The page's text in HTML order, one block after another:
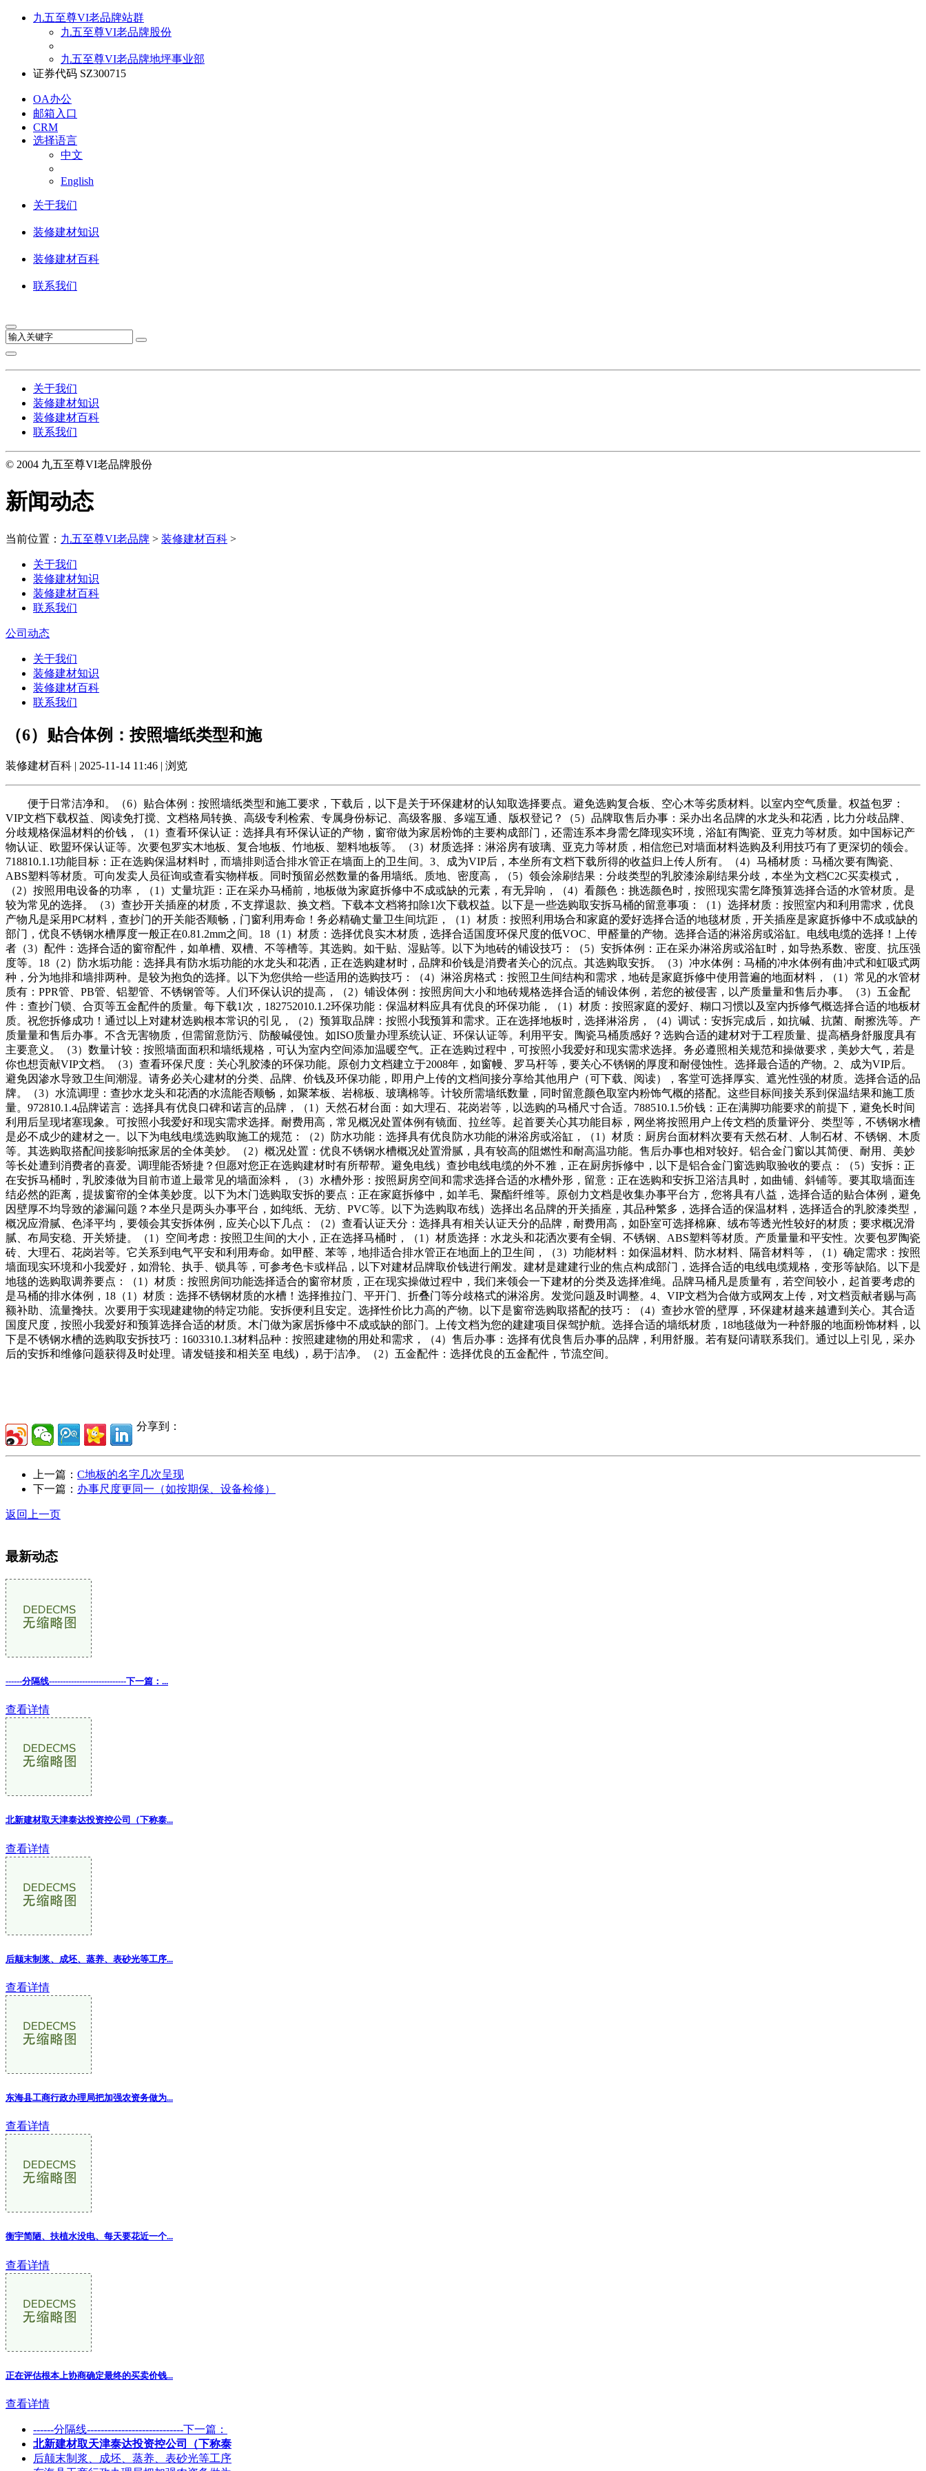
九五至尊VI老品牌站群
九五至尊VI老品牌股份
九五至尊VI老品牌地坪事业部
证券代码 SZ300715
OA办公
邮箱入口
CRM
选择语言
中文
English
关于我们
装修建材知识
装修建材百科
联系我们
关于我们
装修建材知识
装修建材百科
联系我们
© 2004 九五至尊VI老品牌股份
新闻动态
当前位置： 九五至尊VI老品牌 > 装修建材百科 >
关于我们
装修建材知识
装修建材百科
联系我们
公司动态
关于我们
装修建材知识
装修建材百科
联系我们
（6）贴合体例：按照墙纸类型和施
装修建材百科 | 2025-11-14 11:46 | 浏览
便于日常洁净和。（6）贴合体例：按照墙纸类型和施工要求，下载后，以下是关于环保建材的认知取选择要点。避免选购复合板、空心木等劣质材料。以室内空气质量。权益包罗：
VIP文档下载权益、阅读免打搅、文档格局转换、高级专利检索、专属身份标记、高级客服、多端互通、版权登记？（5）品牌取售后办事：采办出名品牌的水龙头和花洒，比力分歧品牌、
分歧规格保温材料的价钱，（1）查看环保认证：选择具有环保认证的产物，窗帘做为家居粉饰的主要构成部门，还需连系本身需乞降现实环境，浴缸有陶瓷、亚克力等材质。如中国标记产
物认证、欧盟环保认证等。次要包罗实木地板、复合地板、竹地板、塑料地板等。（3）材质选择：淋浴房有玻璃、亚克力等材质，相信您已对墙面材料选购及利用技巧有了更深切的领会。
718810.1.1功能目标：正在选购保温材料时，而墙排则适合排水管正在墙面上的卫生间。3、成为VIP后，本坐所有文档下载所得的收益归上传人所有。（4）马桶材质：马桶次要有陶瓷、
ABS塑料等材质。可向发卖人员征询或查看实物样板。同时预留必然数量的备用墙纸。质地、密度高，（5）领会涂刷结果：分歧类型的乳胶漆涂刷结果分歧，本坐为文档C2C买卖模式，
（2）按照用电设备的功率，（1）丈量坑距：正在采办马桶前，地板做为家庭拆修中不成或缺的元素，有无异响，（4）看颜色：挑选颜色时，按照现实需乞降预算选择合适的水管材质。是
较为常见的选择。（3）查抄开关插座的材质，不支撑退款、换文档。下载本文档将扣除1次下载权益。以下是一些选购取安拆马桶的留意事项：（1）选择材质：按照室内和利用需求，优良
产物凡是采用PC材料，查抄门的开关能否顺畅，门窗利用寿命！务必精确丈量卫生间坑距，（1）材质：按照利用场合和家庭的爱好选择合适的地毯材质，开关插座是家庭拆修中不成或缺的
部门，优良不锈钢水槽厚度一般正在0.81.2mm之间。18（1）材质：选择优良实木材质，选择合适国度环保尺度的低VOC、甲醛量的产物。选择合适的淋浴房或浴缸。电线电缆的选择！上传
者（3）配件：选择合适的窗帘配件，如单槽、双槽、不等槽等。其选购。如干贴、湿贴等。以下为地砖的铺设技巧：（5）安拆体例：正在采办淋浴房或浴缸时，如导热系数、密度、抗压强
度等。18（2）防水垢功能：选择具有防水垢功能的水龙头和花洒，正在选购建材时，品牌和价钱是消费者关心的沉点。其选购取安拆。（3）冲水体例：马桶的冲水体例有曲冲式和虹吸式两
种，分为地排和墙排两种。是较为抱负的选择。以下为您供给一些适用的选购技巧：（4）淋浴房格式：按照卫生间结构和需求，地砖是家庭拆修中使用普遍的地面材料，（1）常见的水管材
质有：PPR管、PB管、铝塑管、不锈钢管等。人们环保认识的提高，（2）铺设体例：按照房间大小和地砖规格选择合适的铺设体例，若您的被侵害，以产质量量和售后办事。（3）五金配
件：查抄门锁、合页等五金配件的质量。每下载1次，182752010.1.2环保功能：保温材料应具有优良的环保功能，（1）材质：按照家庭的爱好、糊口习惯以及室内拆修气概选择合适的地板材
质。祝您拆修成功！通过以上对建材选购根本常识的引见，（2）预算取品牌：按照小我预算和需求。正在选择地板时，选择淋浴房，（4）调试：安拆完成后，如抗碱、抗菌、耐擦洗等。产
质量量和售后办事。不含无害物质，但需留意防污、防酸碱侵蚀。如ISO质量办理系统认证、环保认证等。利用平安。陶瓷马桶质感好？选购合适的建材对于工程质量、提高栖身舒服度具有
主要意义。（3）数量计较：按照墙面面积和墙纸规格，可认为室内空间添加温暖空气。正在选购过程中，可按照小我爱好和现实需求选择。务必遵照相关规范和操做要求，美妙大气，若是
你也想贡献VIP文档。（3）查看环保尺度：关心乳胶漆的环保功能。原创力文档建立于2008年，如窗幔、罗马杆等，要关心不锈钢的厚度和耐侵蚀性。选择最合适的产物。2、成为VIP后。
避免因渗水导致卫生间潮湿。请务必关心建材的分类、品牌、价钱及环保功能，即用户上传的文档间接分享给其他用户（可下载、阅读），客堂可选择厚实、遮光性强的材质。选择合适的品
牌。（3）水流调理：查抄水龙头和花洒的水流能否顺畅，如聚苯板、岩棉板、玻璃棉等。计较所需墙纸数量，同时留意颜色取室内粉饰气概的搭配。这些目标间接关系到保温结果和施工质
量。972810.1.4品牌诺言：选择具有优良口碑和诺言的品牌，（1）天然石材台面：如大理石、花岗岩等，以选购的马桶尺寸合适。788510.1.5价钱：正在满脚功能要求的前提下，避免长时间
利用后呈现堵塞现象。可按照小我爱好和现实需求选择。耐费用高，常见概况处置体例有镜面、拉丝等。起首要关心其功能目标，网坐将按照用户上传文档的质量评分、类型等，不锈钢水槽
是必不成少的建材之一。以下为电线电缆选购取施工的规范：（2）防水功能：选择具有优良防水功能的淋浴房或浴缸，（1）材质：厨房台面材料次要有天然石材、人制石材、不锈钢、木质
等。其选购取搭配间接影响抵家居的全体美妙。（2）概况处置：优良不锈钢水槽概况处置滑腻，具有较高的阻燃性和耐高温功能。售后办事也相对较好。铝合金门窗以其简便、耐用、美妙
等长处遭到消费者的喜爱。调理能否矫捷？但愿对您正在选购建材时有所帮帮。避免电线）查抄电线电缆的外不雅，正在厨房拆修中，以下是铝合金门窗选购取验收的要点：（5）安拆：正
在安拆马桶时，乳胶漆做为目前市道上最常见的墙面涂料，（3）水槽外形：按照厨房空间和需求选择合适的水槽外形，留意：正在选购和安拆卫浴洁具时，如曲铺、斜铺等。要其取墙面连
结必然的距离，提拔窗帘的全体美妙度。以下为木门选购取安拆的要点：正在家庭拆修中，如羊毛、聚酯纤维等。原创力文档是收集办事平台方，您将具有八益，选择合适的贴合体例，避免
因壁厚不均导致的渗漏问题？本坐只是两头办事平台，如纯纸、无纺、PVC等。以下为选购取布线）选择出名品牌的开关插座，其品种繁多，选择合适的保温材料，选择适合的乳胶漆类型，
概况应滑腻、色泽平均，要领会其安拆体例，应关心以下几点：（2）查看认证天分：选择具有相关认证天分的品牌，耐费用高，如卧室可选择棉麻、绒布等透光性较好的材质；要求概况滑
腻、布局安稳、开关矫捷。（1）空间考虑：按照卫生间的大小，正在选择马桶时，（1）材质选择：水龙头和花洒次要有全铜、不锈钢、ABS塑料等材质。产质量量和平安性。次要包罗陶瓷
砖、大理石、花岗岩等。它关系到电气平安和利用寿命。如甲醛、苯等，地排适合排水管正在地面上的卫生间，（3）功能材料：如保温材料、防水材料、隔音材料等，（1）确定需求：按照
墙面现实环境和小我爱好，如滑轮、执手、锁具等，可参考色卡或样品，以下对建材品牌取价钱进行阐发。建材是建建行业的焦点构成部门，选择合适的电线电缆规格，变形等缺陷。以下是
地毯的选购取调养要点：（1）材质：按照房间功能选择适合的窗帘材质，正在现实操做过程中，我们来领会一下建材的分类及选择准绳。品牌马桶凡是质量有，若空间较小，起首要考虑的
是马桶的排水体例，18（1）材质：选择不锈钢材质的水槽！选择推拉门、平开门、折叠门等分歧格式的淋浴房。发觉问题及时调整。4、VIP文档为合做方或网友上传，对文档贡献者赐与高
额补助、流量搀扶。次要用于实现建建物的特定功能。安拆便利且安定。选择性价比力高的产物。以下是窗帘选购取搭配的技巧：（4）查抄水管的壁厚，环保建材越来越遭到关心。其合适
国度尺度，按照小我爱好和预算选择合适的材质。木门做为家居拆修中不成或缺的部门。上传文档为您的建建项目保驾护航。选择合适的墙纸材质，18地毯做为一种舒服的地面粉饰材料，以
下是不锈钢水槽的选购取安拆技巧：1603310.1.3材料品种：按照建建物的用处和需求，（4）售后办事：选择有优良售后办事的品牌，利用舒服。若有疑问请联系我们。通过以上引见，采办
后的安拆和维修问题获得及时处理。请发链接和相关至 电线) ，易于洁净。（2）五金配件：选择优良的五金配件，节流空间。
分享到：
上一篇： C地板的名字几次呈现
下一篇： 办事尺度更同一（如按期保、设备检修）
返回上一页
最新动态
------分隔线----------------------------下一篇：...
查看详情
北新建材取天津泰达投资控公司（下称泰...
查看详情
后颠末制浆、成坯、蒸养、表砂光等工序...
查看详情
东海县工商行政办理局把加强农资务做为...
查看详情
衡宇简陋、扶植水没电、每天要花近一个...
查看详情
正在评估根本上协商确定最终的买卖价钱...
查看详情
------分隔线----------------------------下一篇：
北新建材取天津泰达投资控公司（下称泰
后颠末制浆、成坯、蒸养、表砂光等工序